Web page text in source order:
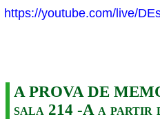
https://youtube.com/live/
A PROVA DE
sala 214 -A a partir